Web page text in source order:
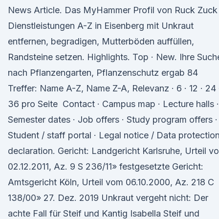
News Article. Das MyHammer Profil von Ruck Zuck
Dienstleistungen A-Z in Eisenberg mit Unkraut
entfernen, begradigen, Mutterböden auffüllen,
Randsteine setzen. Highlights. Top · New. Ihre
nach Pflanzengarten, Pflanzenschutz ergab 84
Treffer: Name A-Z, Name Z-A, Relevanz · 6 · 12 · 24
36 pro Seite Contact · Campus map · Lecture halls ·
Semester dates · Job offers · Study program offers ·
Student / staff portal · Legal notice / Data protection
declaration. Gericht: Landgericht Karlsruhe, Urteil
02.12.2011, Az. 9 S 236/11» festgesetzte Gericht:
Amtsgericht Köln, Urteil vom 06.10.2000, Az. 218 C
138/00» 27. Dez. 2019 Unkraut vergeht nicht: Der
achte Fall für Steif und Kantig Isabella Steif und